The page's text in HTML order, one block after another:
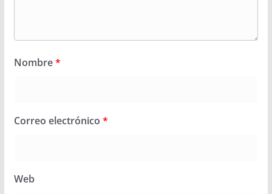
Nombre*
Correo electrónico *
Web